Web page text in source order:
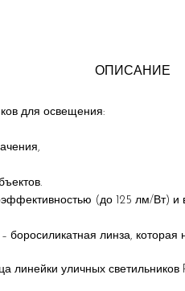
ОПИСАНИЕ
для освещения:
(до 125 лм/
боросиликатная линза,
линейки уличных